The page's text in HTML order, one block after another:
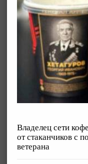
Владелец сети
от стаканчиков с
ветерана